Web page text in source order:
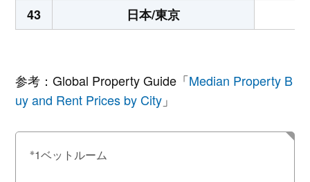
43
日本/東京
参考：Global Property Guide「Median Property B
uy and Rent Prices by City」
※1ベットルーム